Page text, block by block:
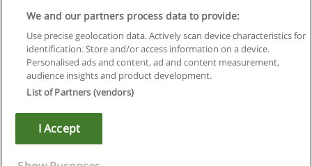
Regras de uso
Privacidade de dados
Entrar em contato com Educaedu
Copyright © Educaedu Business S.L. - CIF : B-95610580: -
We and our partners process data to provide:
Use precise geolocation data. Actively scan device characteristics for
identification. Store and/or access information on a device.
Personalised ads and content, ad and content measurement,
audience insights and product development.
List of Partners (vendors)
I Accept